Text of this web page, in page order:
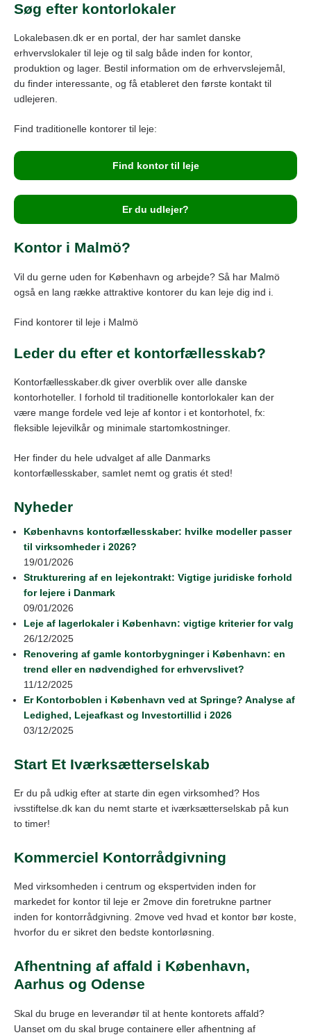
Søg efter kontorlokaler
Lokalebasen.dk er en portal, der har samlet danske
erhvervslokaler til leje og til salg både inden for kontor,
produktion og lager. Bestil information om de erhvervslejemål,
du finder interessante, og få etableret den første kontakt til
udlejeren.
Find traditionelle kontorer til leje:
Find kontor til leje
Er du udlejer?
Kontor i Malmö?
Vil du gerne uden for København og arbejde? Så har Malmö
også en lang række attraktive kontorer du kan leje dig ind i.
Find kontorer til leje i Malmö
Leder du efter et kontorfællesskab?
Kontorfællesskaber.dk giver overblik over alle danske
kontorhoteller. I forhold til traditionelle kontorlokaler kan der
være mange fordele ved leje af kontor i et kontorhotel, fx:
fleksible lejevilkår og minimale startomkostninger.
Her finder du hele udvalget af alle Danmarks
kontorfællesskaber, samlet nemt og gratis ét sted!
Nyheder
Københavns kontorfællesskaber: hvilke modeller passer
til virksomheder i 2026?
19/01/2026
Strukturering af en lejekontrakt: Vigtige juridiske forhold
for lejere i Danmark
09/01/2026
Leje af lagerlokaler i København: vigtige kriterier for valg
26/12/2025
Renovering af gamle kontorbygninger i København: en
trend eller en nødvendighed for erhvervslivet?
11/12/2025
Er Kontorboblen i København ved at Springe? Analyse af
Ledighed, Lejeafkast og Investortillid i 2026
03/12/2025
Start Et Iværksætterselskab
Er du på udkig efter at starte din egen virksomhed? Hos
ivsstiftelse.dk kan du nemt starte et iværksætterselskab på kun
to timer!
Kommerciel Kontorrådgivning
Med virksomheden i centrum og ekspertviden inden for
markedet for kontor til leje er 2move din foretrukne partner
inden for kontorrådgivning. 2move ved hvad et kontor bør koste,
hvorfor du er sikret den bedste kontorløsning.
Afhentning af affald i København,
Aarhus og Odense
Skal du bruge en leverandør til at hente kontorets affald?
Uanset om du skal bruge containere eller afhentning af